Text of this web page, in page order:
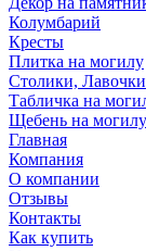
Колумбарий
Кресты
Плитка на могилу
Столики, Лавочки
Табличка на
Щебень на могилу
Главная
Компания
О компании
Отзывы
Контакты
Как купить